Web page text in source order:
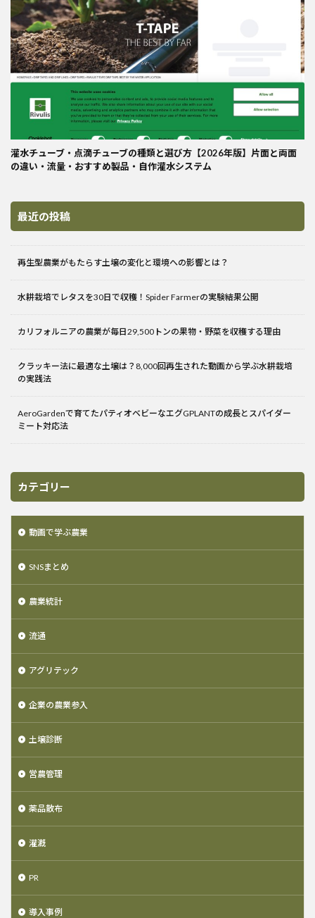
灌水チューブ・点滴チューブの種類と選び方【2026年版】片面と両面
の違い・流量・おすすめ製品・自作灌水システム
最近の投稿
再生型農業がもたらす土壌の変化と環境への影響とは？
水耕栽培でレタスを30日で収穫！Spider Farmerの実験結果公開
カリフォルニアの農業が毎日29,500トンの果物・野菜を収穫する理由
クラッキー法に最適な土壌は？8,000回再生された動画から学ぶ水耕栽培
の実践法
AeroGardenで育てたパティオベビーなエグGPLANTの成長とスパイダー
ミート対応法
カテゴリー
動画で学ぶ農業
SNSまとめ
農業統計
流通
アグリテック
企業の農業参入
土壌診断
営農管理
薬品散布
灌漑
PR
導入事例